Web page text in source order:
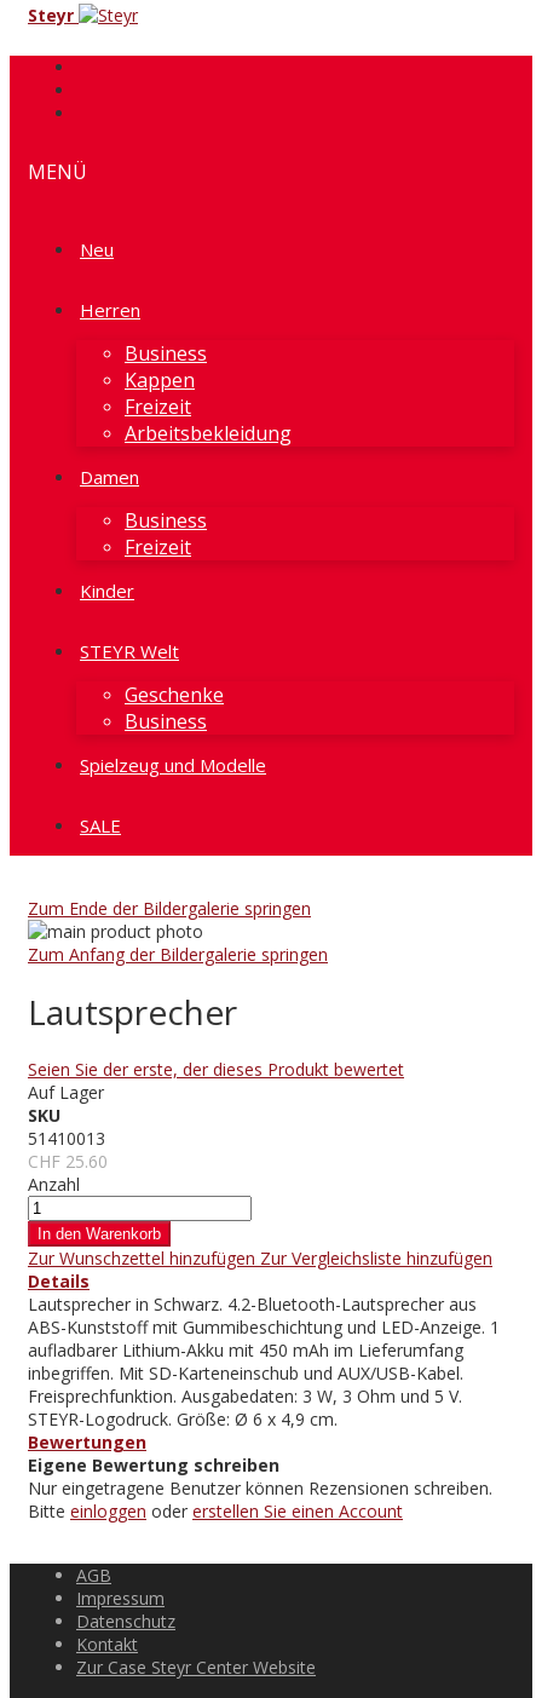
Steyr
MENÜ
Neu
Herren
Business
Kappen
Freizeit
Arbeitsbekleidung
Damen
Business
Freizeit
Kinder
STEYR Welt
Geschenke
Business
Spielzeug und Modelle
SALE
Zum Ende der Bildergalerie springen
Zum Anfang der Bildergalerie springen
Lautsprecher
Seien Sie der erste, der dieses Produkt bewertet
Auf Lager
SKU
51410013
CHF 25.60
Anzahl
In den Warenkorb
Zur Wunschzettel hinzufügen Zur Vergleichsliste hinzufügen
Details
Lautsprecher in Schwarz. 4.2-Bluetooth-Lautsprecher aus
ABS-Kunststoff mit Gummibeschichtung und LED-Anzeige. 1
aufladbarer Lithium-Akku mit 450 mAh im Lieferumfang
inbegriffen. Mit SD-Karteneinschub und AUX/USB-Kabel.
Freisprechfunktion. Ausgabedaten: 3 W, 3 Ohm und 5 V.
STEYR-Logodruck. Größe: Ø 6 x 4,9 cm.
Bewertungen
Eigene Bewertung schreiben
Nur eingetragene Benutzer können Rezensionen schreiben.
Bitte einloggen oder erstellen Sie einen Account
AGB
Impressum
Datenschutz
Kontakt
Zur Case Steyr Center Website